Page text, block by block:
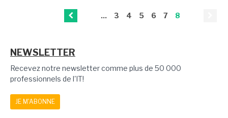
... 3 4 5 6 7 8
NEWSLETTER
Recevez notre newsletter comme plus de 50 000
professionnels de l'IT!
JE M'ABONNE